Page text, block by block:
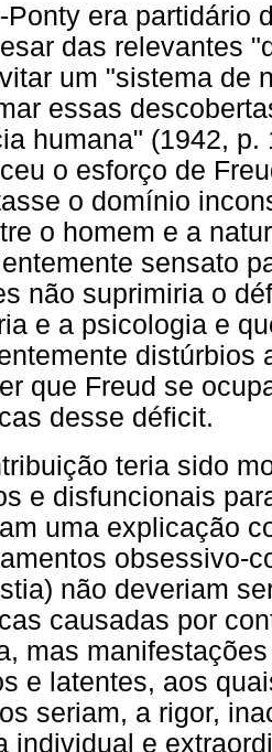
Ponty era partidário
das relevantes
um "sistema de
essas
humana" (1942, p.
o esforço de
o domínio
o homem e a
sensato
não suprimiria o
e a psicologia e
distúrbios
que Freud se
desse déficit.
teria sido
e disfuncionais
uma explicação
obsessivo-
não deveriam
causadas por
mas
e latentes, aos
seriam, a rigor,
individual e